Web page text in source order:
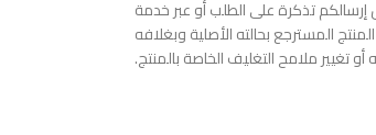
تذكرة على الطلب أو عبر خدمة
بشرط أن يكون المنتج المسترجع بحالته الأصلية وبغلافه
تغيير ملامح التغليف الخاصة بالمنتج.